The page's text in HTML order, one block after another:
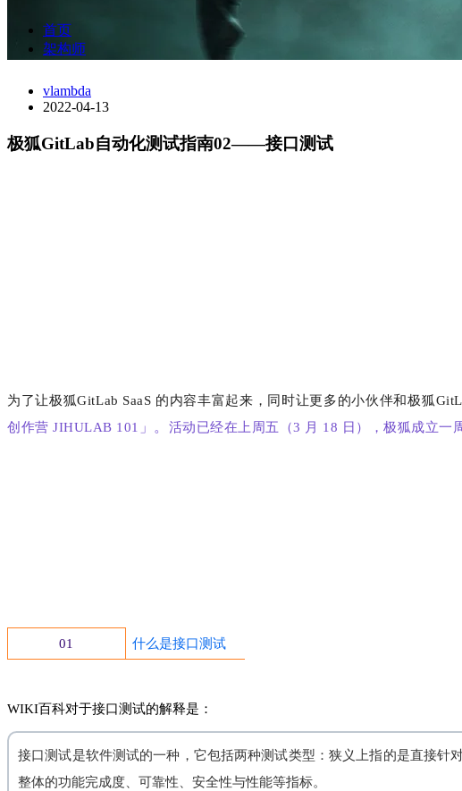
首页
架构师
vlambda
2022-04-13
极狐GitLab自动化测试指南02——接口测试
为了让极狐GitLab SaaS 的内容丰富起来，同时让更多的小伙伴和极狐
创作营 JIHULAB 101 」。 活动已经在上周五（3 月 18 日），极狐成立一
01 什么是接口测试
WIKI百科对于接口测试的解释是：
接口测试是软件测试的一种，它包括两种测试类型：狭义上指的是直接
整体的功能完成度、可靠性、安全性与性能等指标。